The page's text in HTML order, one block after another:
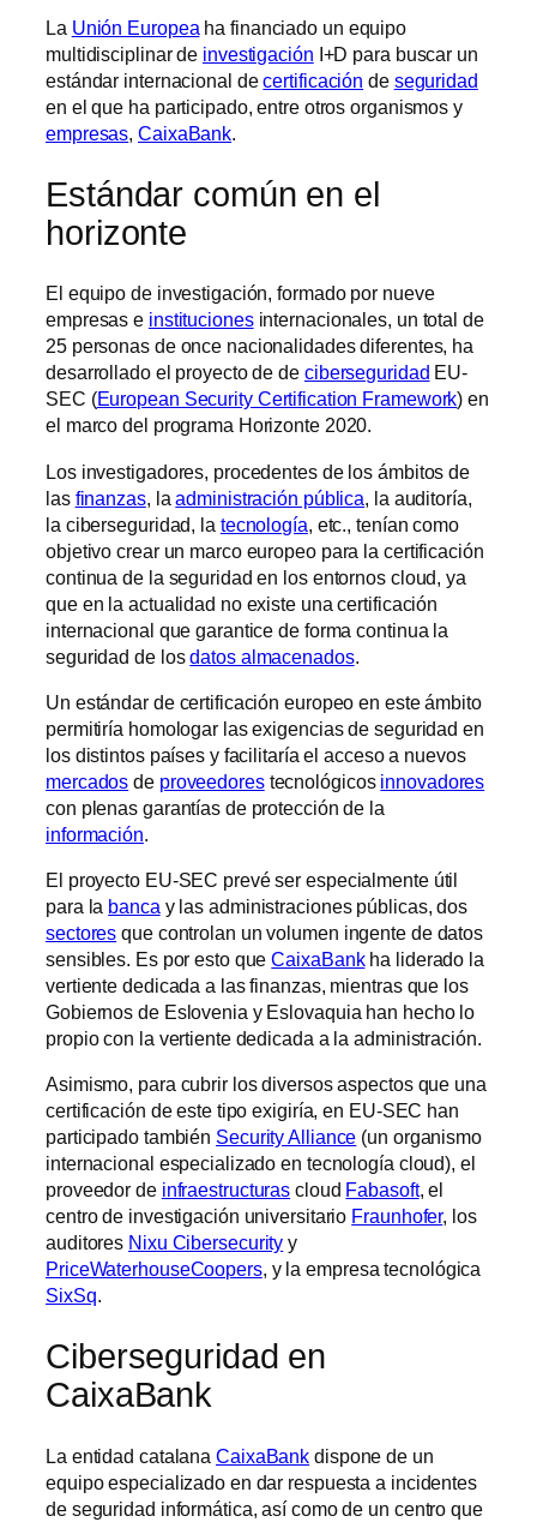
La Unión Europea ha financiado un equipo
multidisciplinar de investigación I+D para buscar un
estándar internacional decertificación de seguridad
en el que ha participado, entre otros organismos y
empresas,CaixaBank.
Estándar común en el
horizonte
El equipo de investigación, formado por nueve
empresas e institucionesinternacionales, un total de
25 personas de once nacionalidades diferentes, ha
desarrollado el proyecto de de ciberseguridad EU-
SEC (European Security Certification Framework) en
el marco del programa Horizonte 2020.
Los investigadores, procedentes de los ámbitos de
las finanzas, laadministración pública, la auditoría,
la ciberseguridad, la tecnología, etc., tenían como
objetivo crear un marco europeo para la certificación
continua de la seguridad en los entornos cloud, ya
que en la actualidad no existe una certificación
internacional que garantice de forma continua la
seguridad de losdatos almacenados.
Un estándar de certificación europeo en este ámbito
permitiría homologar las exigencias de seguridad en
los distintos países y facilitaría el acceso a nuevos
mercados de proveedorestecnológicos innovadores
con plenas garantías de protección de la
información.
El proyecto EU-SEC prevé ser especialmente útil
para la banca y las administraciones públicas, dos
sectores que controlan un volumen ingente de datos
sensibles. Es por esto queCaixaBankha liderado la
vertiente dedicada a las finanzas, mientras que los
Gobiernos de Eslovenia y Eslovaquia han hecho lo
propio con la vertiente dedicada a la administración.
Asimismo, para cubrir los diversos aspectos que una
certificación de este tipo exigiría, en EU-SEC han
participado también Security Alliance (un organismo
internacional especializado en tecnología cloud), el
proveedor de infraestructuras cloud Fabasoft, el
centro de investigación universitario Fraunhofer, los
auditores Nixu Cibersecurity y
PriceWaterhouseCoopers, y la empresa tecnológica
SixSq.
Ciberseguridad en
CaixaBank
La entidad catalana CaixaBank dispone de un
equipo especializado en dar respuesta a incidentes
de seguridad informática, así como de un centro que